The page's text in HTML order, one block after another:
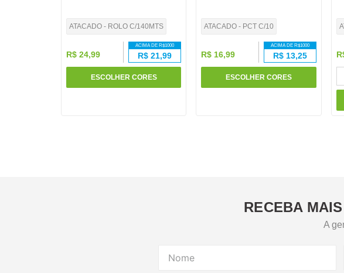
ATACADO - ROLO C/140MTS
R$ 24,99
ACIMA DE R$1000
R$21,99
ESCOLHER CORES
ATACADO - PCT C/10
R$ 16,99
ACIMA DE R$1000
R$ 13,25
ESCOLHER CORES
RECEBA
A